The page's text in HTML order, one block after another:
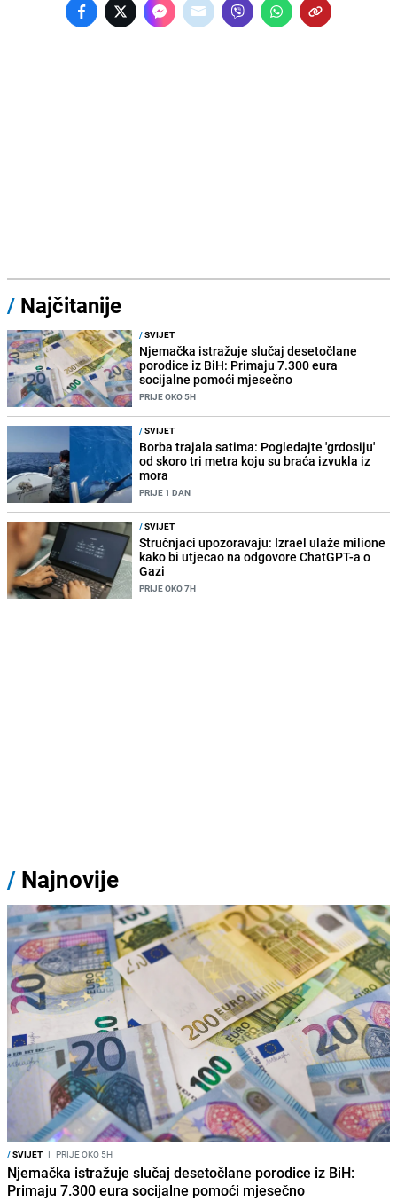
/ Najčitanije
/SVIJET
Njemačka istražuje slučaj desetočlane
porodice iz BiH: Primaju 7.300 eura
socijalne pomoći mjesečno
PRIJE OKO 5H
/SVIJET
Borba trajala satima: Pogledajte 'grdosiju'
od skoro tri metra koju su braća izvukla iz
mora
PRIJE 1 DAN
/SVIJET
Stručnjaci upozoravaju: Izrael ulaže milione
kako bi utjecao na odgovore ChatGPT-a o
Gazi
PRIJE OKO 7H
/ Najnovije
/SVIJET I PRIJE OKO 5H
Njemačka istražuje slučaj desetočlane porodice iz BiH:
Primaju 7.300 eura socijalne pomoći mjesečno